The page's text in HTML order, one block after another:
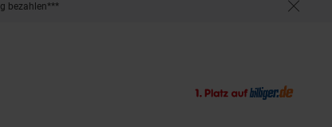
bezahlen***